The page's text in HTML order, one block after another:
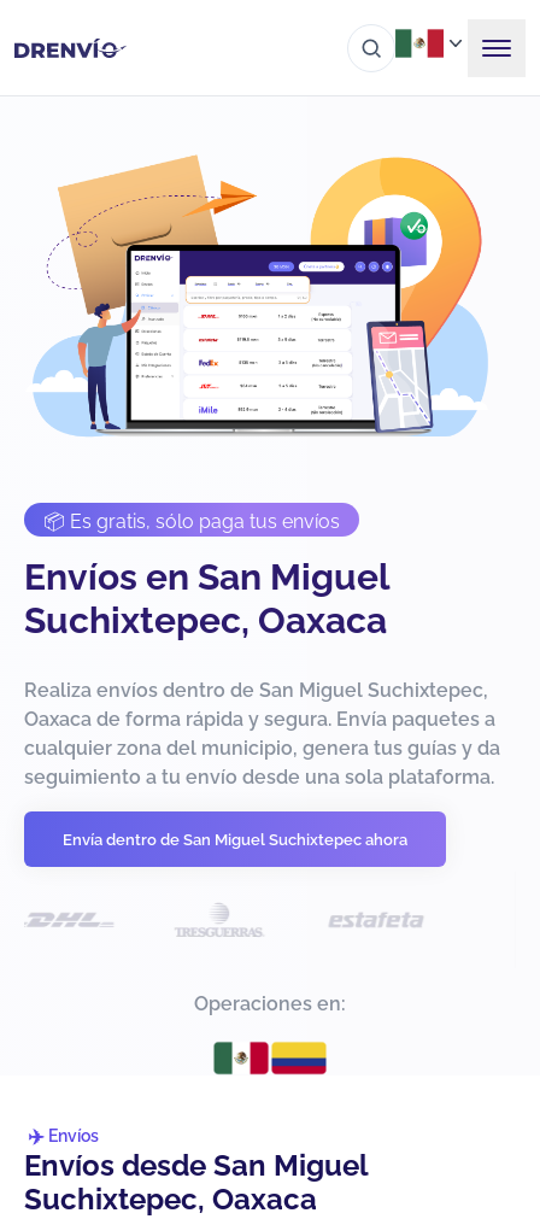
📦 Es gratis, sólo paga tus envíos
Envíos en San Miguel
Suchixtepec, Oaxaca
Realiza envíos dentro de San Miguel Suchixtepec,
Oaxaca de forma rápida y segura. Envía paquetes a
cualquier zona del municipio, genera tus guías y da
seguimiento a tu envío desde una sola plataforma.
Envía dentro de San Miguel Suchixtepec ahora
Operaciones en:
Envíos
Envíos desde San Miguel
Suchixtepec, Oaxaca